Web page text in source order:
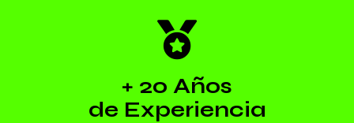
+ 20 Años
de Experiencia